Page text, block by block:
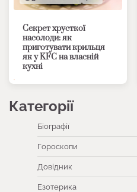
Секрет хрусткої
насолоди: як
приготувати крильця
як у KFC на власній
кухні
Категорії
Біографії
Гороскопи
Довідник
Езотерика